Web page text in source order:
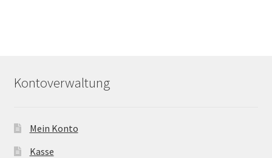
Kontoverwaltung
Mein Konto
Kasse